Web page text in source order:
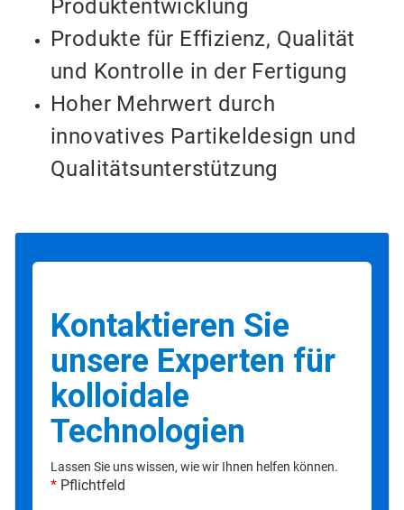
Produktentwicklung
Produkte für Effizienz, Qualität
und Kontrolle in der Fertigung
Hoher Mehrwert durch
innovatives Partikeldesign und
Qualitätsunterstützung
Kontaktieren Sie
unsere Experten für
kolloidale
Technologien
Lassen Sie uns wissen, wie wir Ihnen helfen können.
* Pflichtfeld